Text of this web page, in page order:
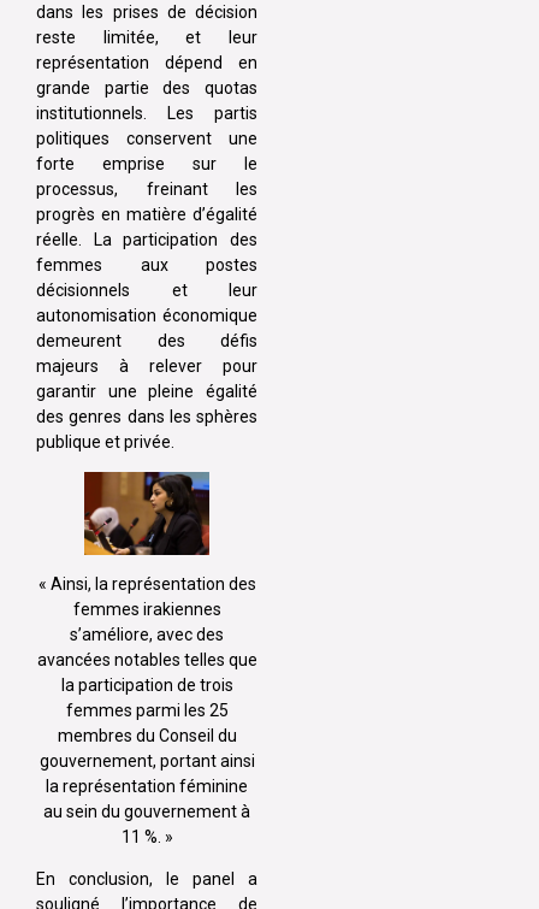
dans les prises de décision
reste limitée, et leur
représentation dépend en
grande partie des quotas
institutionnels. Les partis
politiques conservent une
forte emprise sur le
processus, freinant les
progrès en matière d’égalité
réelle. La participation des
femmes aux postes
décisionnels et leur
autonomisation économique
demeurent des défis
majeurs à relever pour
garantir une pleine égalité
des genres dans les sphères
publique et privée.
« Ainsi, la représentation des
femmes irakiennes
s’améliore, avec des
avancées notables telles que
la participation de trois
femmes parmi les 25
membres du Conseil du
gouvernement, portant ainsi
la représentation féminine
au sein du gouvernement à
11 %. »
En conclusion, le panel a
souligné l’importance de